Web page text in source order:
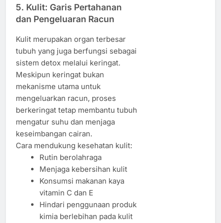
5. Kulit: Garis Pertahanan
dan Pengeluaran Racun
Kulit merupakan organ terbesar
tubuh yang juga berfungsi sebagai
sistem detox melalui keringat.
Meskipun keringat bukan
mekanisme utama untuk
mengeluarkan racun, proses
berkeringat tetap membantu tubuh
mengatur suhu dan menjaga
keseimbangan cairan.
Cara mendukung kesehatan kulit:
Rutin berolahraga
Menjaga kebersihan kulit
Konsumsi makanan kaya
vitamin C dan E
Hindari penggunaan produk
kimia berlebihan pada kulit